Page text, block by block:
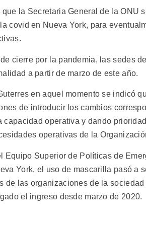
la Secretaria General de la ONU
covid en Nueva York, para
cierre por la pandemia, las sedes
a partir de marzo de este año.
en aquel momento se indicó
de introducir los cambios
capacidad operativa y dando
operativas de la
Equipo Superior de Políticas de
York, el uso de mascarilla pasó a
de las organizaciones de la
el ingreso desde marzo de 2020.